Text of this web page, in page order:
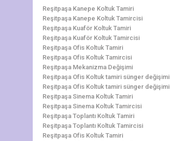
Reşitpaşa Kanepe Koltuk Tamiri
Reşitpaşa Kanepe Koltuk Tamircisi
Reşitpaşa Kuaför Koltuk Tamiri
Reşitpaşa Kuaför Koltuk Tamircisi
Reşitpaşa Ofis Koltuk Tamiri
Reşitpaşa Ofis Koltuk Tamircisi
Reşitpaşa Mekanizma Değişimi
Reşitpaşa Ofis Koltuk tamiri sünger değişimi
Reşitpaşa Ofis Koltuk tamiri sünger değişimi
Reşitpaşa Sinema Koltuk Tamiri
Reşitpaşa Sinema Koltuk Tamircisi
Reşitpaşa Toplantı Koltuk Tamiri
Reşitpaşa Toplantı Koltuk Tamircisi
Reşitpaşa Ofis Koltuk Tamiri